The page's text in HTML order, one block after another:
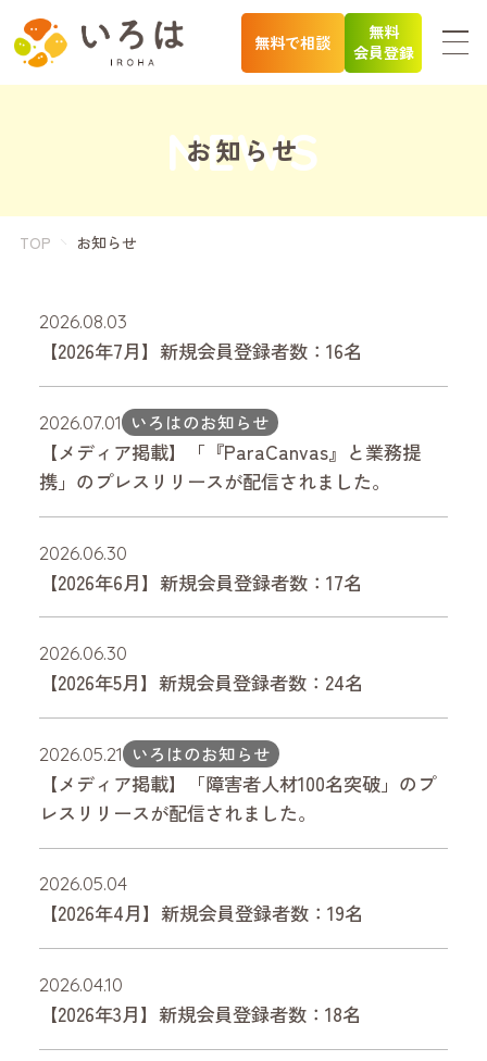
無料で相談
無料
会員登録
お知らせ
TOP お知らせ
2026.08.03
【2026年7月】新規会員登録者数：16名
2026.07.01 いろはのお知らせ
【メディア掲載】「『ParaCanvas』と業務提
携」のプレスリリースが配信されました。
2026.06.30
【2026年6月】新規会員登録者数：17名
2026.06.30
【2026年5月】新規会員登録者数：24名
2026.05.21 いろはのお知らせ
【メディア掲載】「障害者人材100名突破」のプ
レスリリースが配信されました。
2026.05.04
【2026年4月】新規会員登録者数：19名
2026.04.10
【2026年3月】新規会員登録者数：18名